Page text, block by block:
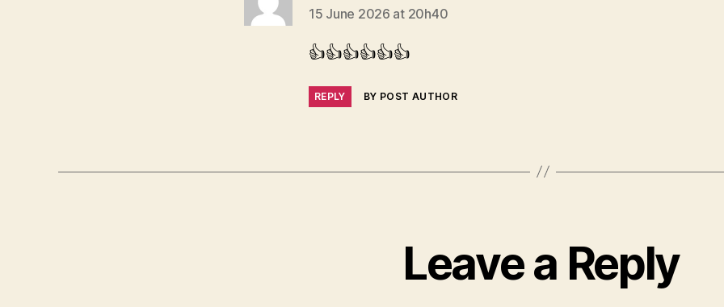
15 June 2026 at 20h40
👍👍👍👍👍👍
REPLY BY POST AUTHOR
Leave a Reply